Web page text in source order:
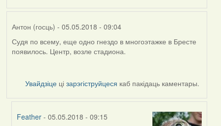
Антон (госць) - 05.05.2018 - 09:04
Судя по всему, еще одно гнездо в многоэтажке в Бресте
появилось. Центр, возле стадиона.
Увайдзіце цізарэгіструйцеся каб пакідаць каментары.
Feather - 05.05.2018 - 09:15